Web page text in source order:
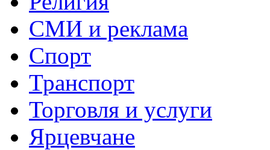
СМИ и реклама
Спорт
Транспорт
Торговля и услуги
Ярцевчане